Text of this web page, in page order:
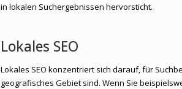
in lokalen Suchergebnissen hervorsticht.
Lokales SEO
Lokales SEO konzentriert sich darauf, für
geografisches Gebiet sind. Wenn Sie